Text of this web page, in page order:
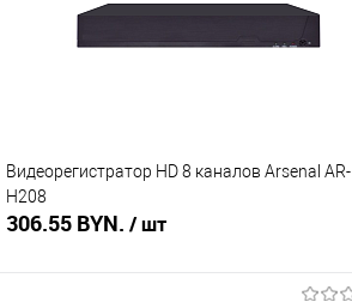
Видеорегистратор HD 8 каналов Arsenal AR-
H208
306.55 BYN. / шт